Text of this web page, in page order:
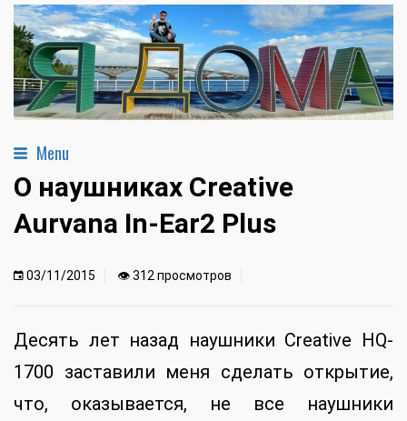
Menu
О наушниках Creative
Aurvana In-Ear2 Plus
03/11/2015 👁 312 просмотров
Десять лет назад наушники Creative HQ-
1700 заставили меня сделать открытие,
что, оказывается, не все наушники